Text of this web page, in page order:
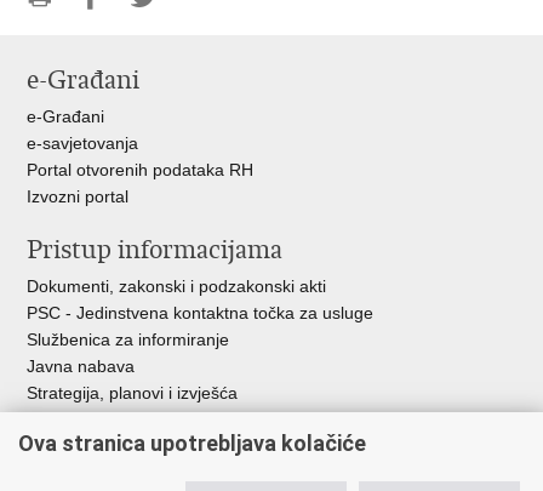
FacebookuTwitteru
e-Građani
e-Građani
e-savjetovanja
Portal otvorenih podataka RH
Izvozni portal
Pristup informacijama
Dokumenti, zakonski i podzakonski akti
PSC - Jedinstvena kontaktna točka za usluge
Službenica za informiranje
Javna nabava
Strategija, planovi i izvješća
Ova stranica upotrebljava kolačiće